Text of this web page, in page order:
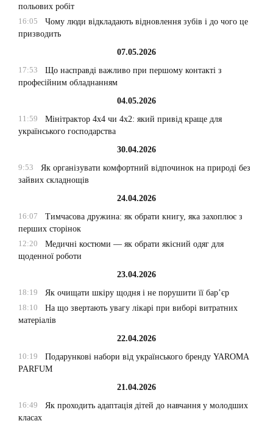
польових робіт
16:05
Чому люди відкладають відновлення зубів і до чого це
призводить
07.05.2026
17:53
Що насправді важливо при першому контакті з
професійним обладнанням
04.05.2026
11:59
Мінітрактор 4х4 чи 4х2: який привід краще для
українського господарства
30.04.2026
9:53
Як організувати комфортний відпочинок на природі без
зайвих складнощів
24.04.2026
16:07
Тимчасова дружина: як обрати книгу, яка захоплює з
перших сторінок
12:20
Медичні костюми — як обрати якісний одяг для
щоденної роботи
23.04.2026
18:19
Як очищати шкіру щодня і не порушити її бар’єр
18:10
На що звертають увагу лікарі при виборі витратних
матеріалів
22.04.2026
10:19
Подарункові набори від українського бренду YAROMA
PARFUM
21.04.2026
16:49
Як проходить адаптація дітей до навчання у молодших
класах